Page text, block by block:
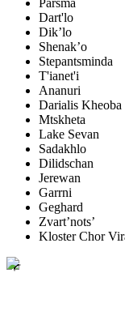
Parsma
Dart'lo
Dik’lo
Shenak’o
Stepantsminda
T'ianet'i
Ananuri
Darialis Kheoba
Mtskheta
Lake Sevan
Sadakhlo
Dilidschan
Jerewan
Garrni
Geghard
Zvart’nots’
Kloster Chor